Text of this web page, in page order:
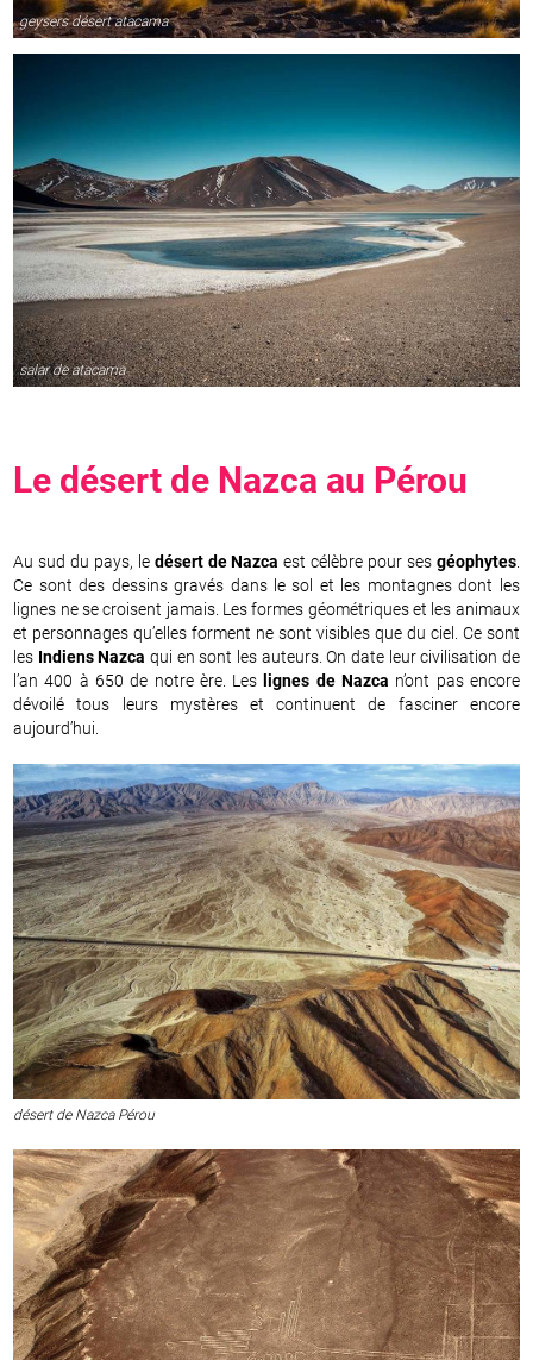
geysers désert atacama
salar de atacama
Le désert de Nazca au Pérou
Au sud du pays, le désert de Nazca est célèbre pour ses géophytes.
Ce sont des dessins gravés dans le sol et les montagnes dont les
lignes ne se croisent jamais. Les formes géométriques et les animaux
et personnages qu’elles forment ne sont visibles que du ciel. Ce sont
les Indiens Nazca qui en sont les auteurs. On date leur civilisation de
l’an 400 à 650 de notre ère. Les lignes de Nazca n’ont pas encore
dévoilé tous leurs mystères et continuent de fasciner encore
aujourd’hui.
désert de Nazca Pérou